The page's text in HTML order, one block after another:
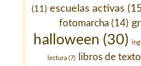
(11) escuelas activas
fotomarcha (14)
halloween (30)
lectura (7) libros de texto